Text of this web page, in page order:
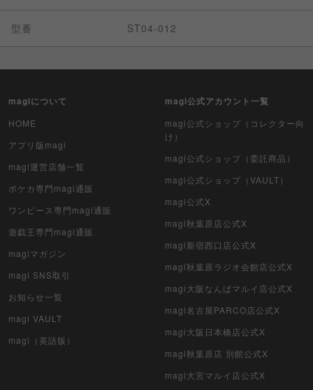
型番 ST04-012
magiについて
HOME
アプリ版magi
magi運営店舗一覧
ポケカ専門magi通販
ワンピース専門magi通販
遊戯王専門magi通販
magiマガジン
magi SNS取引
お知らせ一覧
magi VAULT
magi（英語版）
magi公式アカウント一覧
magi公式ショップ（コレクター向
け）
magi公式ショップ（委託商品）
magi公式ショップ（VAULT）
magi公式X
magi秋葉原店公式X
magi新宿西口店公式X
magi秋葉原ラジオ会館店公式X
magi大阪なんばマルイ店公式X
magi名古屋PARCO店公式X
magi大阪日本橋店公式X
magi秋葉原店 別館公式X
magi大宮マルイ店公式X